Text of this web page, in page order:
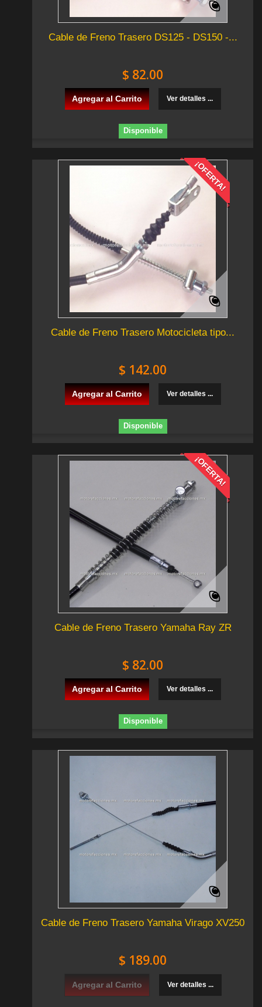
Cable de Freno Trasero DS125 - DS150 -...
$ 82.00
Agregar al Carrito Ver detalles ...
Disponible
¡OFERTA!
Cable de Freno Trasero Motocicleta tipo...
$ 142.00
Agregar al Carrito Ver detalles ...
Disponible
¡OFERTA!
Cable de Freno Trasero Yamaha Ray ZR
$ 82.00
Agregar al Carrito Ver detalles ...
Disponible
Cable de Freno Trasero Yamaha Virago XV250
$ 189.00
Agregar al Carrito Ver detalles ...